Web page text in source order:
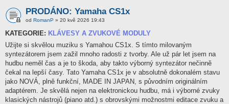
PRODÁNO: Yamaha CS1x
od RomanP » 20 kvě 2026 19:43
KATEGORIE: KLÁVESY A ZVUKOVÉ MODULY
Užijte si skvělou muziku s Yamahou CS1x. S tímto milovaným
syntezátorem jsem zažil mnoho radosti z tvorby. Ale už pár let jsem na
hudbu neměl čas a je to škoda, aby takto výborný syntezátor nečinně
čekal na lepší časy. Tato Yamaha CS1x je v absolutně dokonalém stavu
jako NOVÁ, plně funkční, MADE IN JAPAN, s původním originálním
adaptérem. Je skvělá nejen na elektronickou hudbu, má i výborné zvuky
klasických nástrojů (piano atd.) s obrovskými možnostmi editace zvuku a